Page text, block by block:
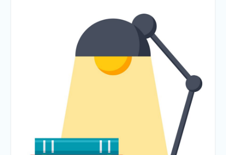
2026
فريق Enactus بجامعة سوهاج
يحصد المركز الاول في الابتكار
وتمكين المراة والمركز الثاني
في الاستدامة بالمسابقة
القومية Enactus Egypt 2026